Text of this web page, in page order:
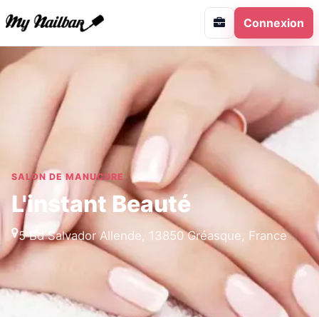
Connexion
SALON DE MANUCURE
L'instant Beauté
5 Bd Salvador Allende, 13850 Gréasque, France